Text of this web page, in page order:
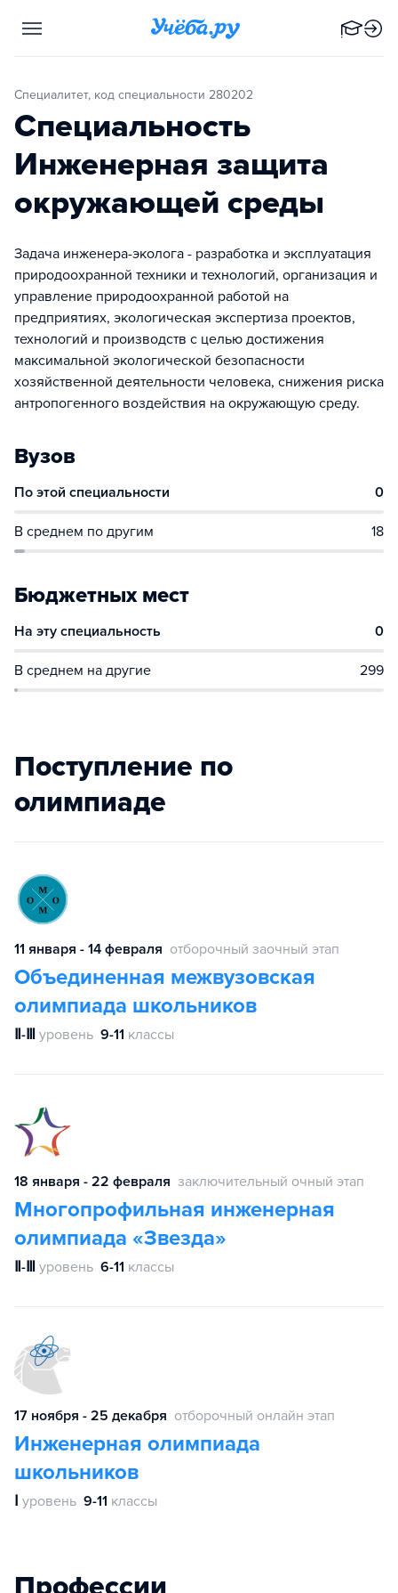
Специалитет, код специальности 280202
Специальность
Инженерная защита
окружающей среды
Задача инженера-эколога - разработка и эксплуатация
природоохранной техники и технологий, организация и
управление природоохранной работой на
предприятиях, экологическая экспертиза проектов,
технологий и производств с целью достижения
максимальной экологической безопасности
хозяйственной деятельности человека, снижения риска
антропогенного воздействия на окружающую среду.
Вузов
По этой специальности 0
В среднем по другим 18
Бюджетных мест
На эту специальность 0
В среднем на другие 299
Поступление по
олимпиаде
11 января - 14 февраля отборочный заочный этап
Объединенная межвузовская
олимпиада школьников
Ⅱ-Ⅲ уровень 9-11 классы
18 января - 22 февраля заключительный очный этап
Многопрофильная инженерная
олимпиада «Звезда»
Ⅱ-Ⅲ уровень 6-11 классы
17 ноября - 25 декабря отборочный онлайн этап
Инженерная олимпиада
школьников
Ⅰ уровень 9-11 классы